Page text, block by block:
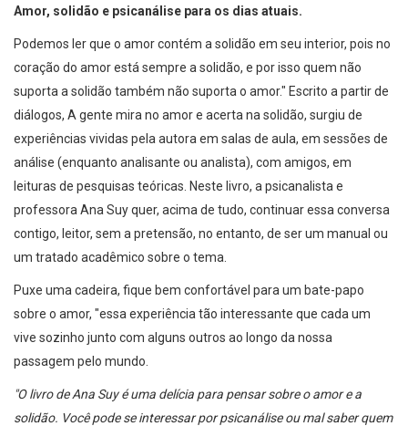
Amor, solidão e psicanálise para os dias atuais.
Podemos ler que o amor contém a solidão em seu interior, pois no
coração do amor está sempre a solidão, e por isso quem não
suporta a solidão também não suporta o amor." Escrito a partir de
diálogos, A gente mira no amor e acerta na solidão, surgiu de
experiências vividas pela autora em salas de aula, em sessões de
análise (enquanto analisante ou analista), com amigos, em
leituras de pesquisas teóricas. Neste livro, a psicanalista e
professora Ana Suy quer, acima de tudo, continuar essa conversa
contigo, leitor, sem a pretensão, no entanto, de ser um manual ou
um tratado acadêmico sobre o tema.
Puxe uma cadeira, fique bem confortável para um bate-papo
sobre o amor, "essa experiência tão interessante que cada um
vive sozinho junto com alguns outros ao longo da nossa
passagem pelo mundo.
"O livro de Ana Suy é uma delícia para pensar sobre o amor e a
solidão. Você pode se interessar por psicanálise ou mal saber quem